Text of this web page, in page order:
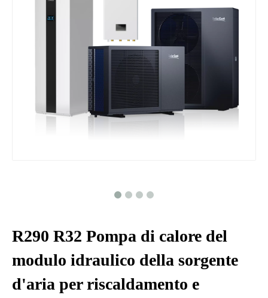
R290 R32 Pompa di calore del
modulo idraulico della sorgente
d'aria per riscaldamento e